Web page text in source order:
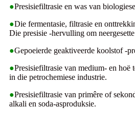
●Presisiefiltrasie en was van
●Die fermentasie, filtrasie en
Die presisie -hervulling om
●Gepoeierde geaktiveerde koolstof -
●Presisiefiltrasie van medium- en hoë
in die petrochemiese industrie.
●Presisiefiltrasie van primêre of
alkali en soda-asproduksie.